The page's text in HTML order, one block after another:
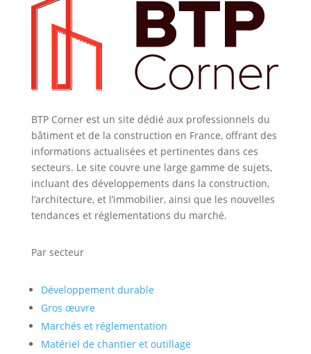
BTP Corner est un site dédié aux professionnels du
bâtiment et de la construction en France, offrant des
informations actualisées et pertinentes dans ces
secteurs. Le site couvre une large gamme de sujets,
incluant des développements dans la construction,
l’architecture, et l’immobilier, ainsi que les nouvelles
tendances et réglementations du marché.
Par secteur
Développement durable
Gros œuvre
Marchés et réglementation
Matériel de chantier et outillage